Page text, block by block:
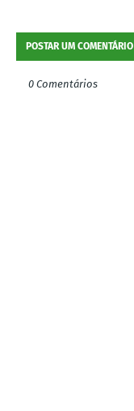
POSTAR UM COMENTÁRIO
0 Comentários